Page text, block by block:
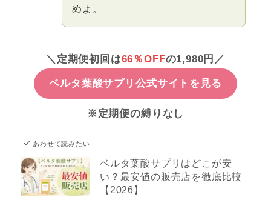
めよ。
＼定期便初回は66％OFFの1,980円／
ベルタ葉酸サプリ公式サイトを見る
※定期便の縛りなし
あわせて読みたい
ベルタ葉酸サプリはどこが安
い？最安値の販売店を徹底比較
【2026】